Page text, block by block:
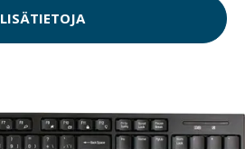
LISÄTIETOJA